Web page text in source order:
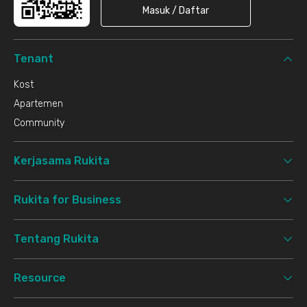
Masuk / Daftar
Tenant
Kost
Apartemen
Community
Kerjasama Rukita
Rukita for Business
Tentang Rukita
Resource